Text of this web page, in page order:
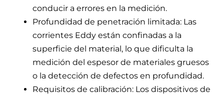
conducir a errores en la medición.
Profundidad de penetración limitada: Las
corrientes Eddy están confinadas a la
superficie del material, lo que dificulta la
medición del espesor de materiales gruesos
o la detección de defectos en profundidad.
Requisitos de calibración: Los dispositivos de